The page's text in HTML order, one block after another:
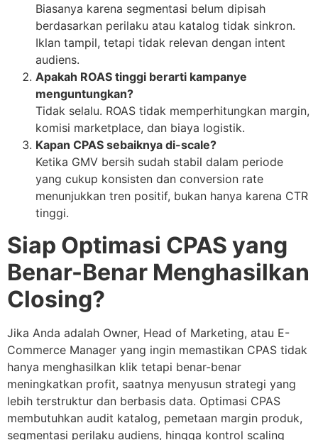
Biasanya karena segmentasi belum dipisah
berdasarkan perilaku atau katalog tidak sinkron.
Iklan tampil, tetapi tidak relevan dengan intent
audiens.
Apakah ROAS tinggi berarti kampanye
menguntungkan?
Tidak selalu. ROAS tidak memperhitungkan margin,
komisi marketplace, dan biaya logistik.
Kapan CPAS sebaiknya di-scale?
Ketika GMV bersih sudah stabil dalam periode
yang cukup konsisten dan conversion rate
menunjukkan tren positif, bukan hanya karena CTR
tinggi.
Siap Optimasi CPAS yang
Benar-Benar Menghasilkan
Closing?
Jika Anda adalah Owner, Head of Marketing, atau E-
Commerce Manager yang ingin memastikan CPAS tidak
hanya menghasilkan klik tetapi benar-benar
meningkatkan profit, saatnya menyusun strategi yang
lebih terstruktur dan berbasis data. Optimasi CPAS
membutuhkan audit katalog, pemetaan margin produk,
segmentasi perilaku audiens, hingga kontrol scaling